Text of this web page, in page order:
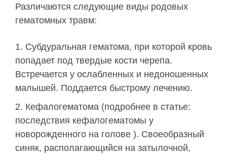
Различаются следующие виды родовых
гематомных травм:
Субдуральная гематома, при которой кровь
попадает под твердые кости черепа.
Встречается у ослабленных и недоношенных
малышей. Поддается быстрому лечению.
Кефалогематома (подробнее в статье:
последствия кефалогематомы у
новорожденного на голове ). Своеобразный
синяк, располагающийся на затылочной,